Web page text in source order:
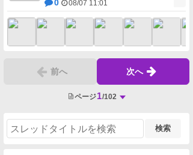
前へ 次へ
ページ1 /102
検索